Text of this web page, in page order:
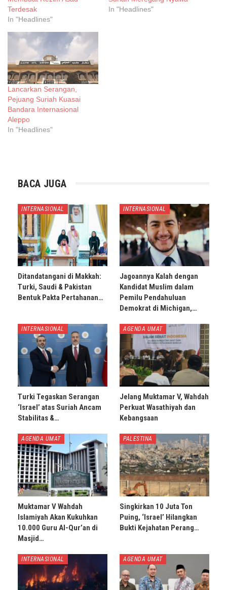
Terdesak
In "Headlines"
In "Headlines"
Lancarkan Serangan,
Pejuang Suriah Kuasai
Bandara Internasional
Aleppo
In "Headlines"
BACA JUGA
INTERNASIONAL
Ditandatangani di Makkah:
Turki, Saudi & Pakistan
Bentuk Pakta Pertahanan…
INTERNASIONAL
Jagoannya Kalah dengan
Kandidat Muslim dalam
Pemilu Pendahuluan
Demokrat di Michigan,…
INTERNASIONAL
Turki Tegaskan Serangan
‘Israel’ atas Suriah Ancam
Stabilitas &…
AGENDA UMAT
Jelang Muktamar V, Wahdah
Perkuat Wasathiyah dan
Kebangsaan
AGENDA UMAT
Muktamar V Wahdah
Islamiyah Akan Kukuhkan
10.000 Guru Al-Qur’an di
Masjid…
PALESTINA
Singkirkan 10 Juta Ton
Puing, ‘Israel’ Hilangkan
Bukti Kejahatan Perang…
INTERNASIONAL AGENDA UMAT